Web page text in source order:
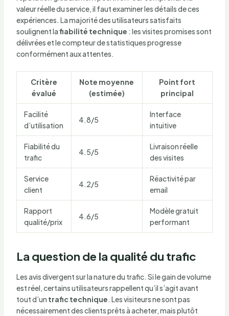
valeur réelle du service, il faut examiner les détails de ces
expériences. La majorité des utilisateurs satisfaits
soulignent lafiabilité technique : les visites promises sont
délivrées et le compteur de statistiques progresse
conformément aux attentes.
Critère
évalué
Note moyenne
(estimée)
Point fort
principal
Facilité
d’utilisation
4.8/5
Interface
intuitive
Fiabilité du
trafic
4.5/5
Livraison réelle
des visites
Service
client
4.2/5
Réactivité par
email
Rapport
qualité/prix
4.6/5
Modèle gratuit
performant
La question de la qualité du trafic
Les avis divergent sur la nature du trafic. Si le gain de volume
est réel, certains utilisateurs rappellent qu’il s’agit avant
tout d’un trafic technique. Les visiteurs ne sont pas
nécessairement des clients prêts à acheter, mais plutôt